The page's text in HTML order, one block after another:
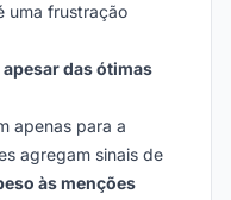
uma frustração
das ótimas
apenas para a
agregam sinais de
às menções